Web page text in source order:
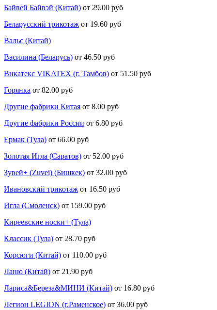
Байвей Байвэй (Китай) от 29.00 руб
Беларусский трикотаж от 19.60 руб
Вальс (Китай)
Василина (Беларусь) от 46.50 руб
Викатекс VIKATEX (г. Тамбов) от 51.50 руб
Горянка от 82.00 руб
Другие фабрики Китая от 8.00 руб
Другие фабрики России от 6.80 руб
Ермак (Тула) от 66.00 руб
Золотая Игла (Саратов) от 52.00 руб
Зувей+ (Zuvei) (Бишкек) от 32.00 руб
Ивановский трикотаж от 16.50 руб
Игла (Смоленск) от 159.00 руб
Киреевские носки+ (Тула)
Классик (Тула) от 28.70 руб
Корсюги (Китай) от 110.00 руб
Ланю (Китай) от 21.90 руб
Лариса&Береза&МИНИ (Китай) от 16.80 руб
Легион LEGION (г.Раменское) от 36.00 руб